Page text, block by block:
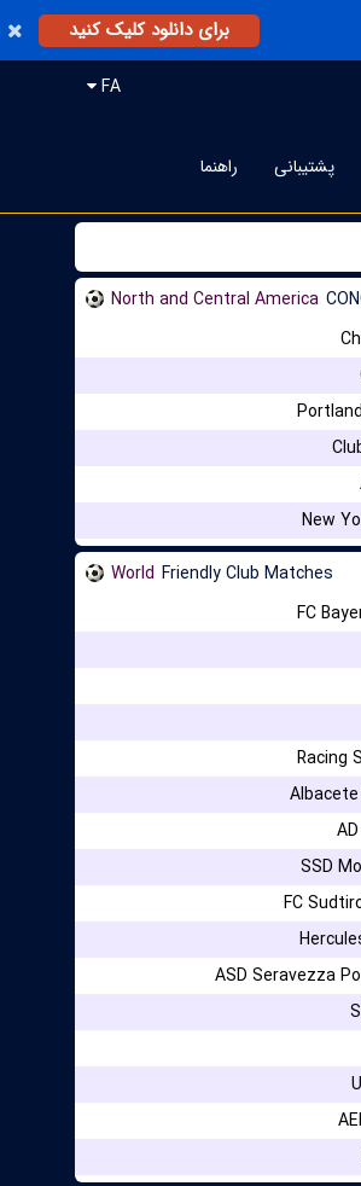
برای دانلود کلیک کنید
FA
پشتیبانی راهنما
North and Central America
New
World Friendly Club Matches
FC
Racing
SSD
FC
ASD Seravezza